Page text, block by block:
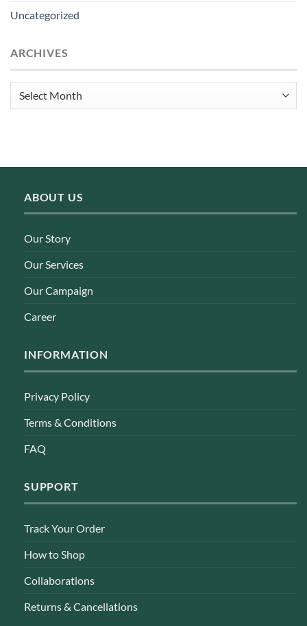
Uncategorized
ARCHIVES
Archives
ABOUT US
Our Story
Our Services
Our Campaign
Career
INFORMATION
Privacy Policy
Terms & Conditions
FAQ
SUPPORT
Track Your Order
How to Shop
Collaborations
Returns & Cancellations